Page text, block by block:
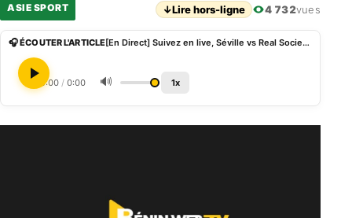
ASIE SPORT ↓Lire hors-ligne 4 732vues
🎧 ÉCOUTER L'ARTICLE [En Direct] Suivez en live, Séville vs Real Sociedad, stats, compos et résultat
0:00 / 0:00 🔊 1x